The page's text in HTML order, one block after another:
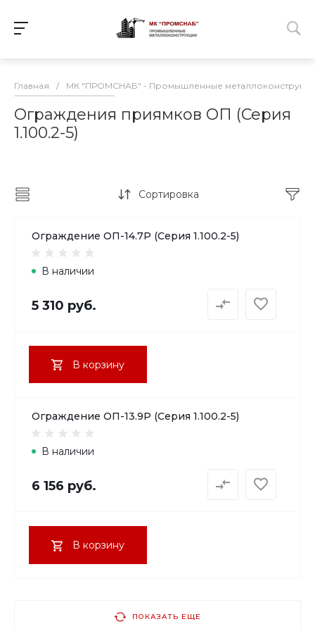
Главная / МК "ПРОМСНАБ" - Промышленные
Ограждения приямков ОП (Серия
1.100.2-5)
Сортировка
Ограждение ОП-14.7Р (Серия 1.100.2-5)
В наличии
5 310 руб.
В корзину
Ограждение ОП-13.9Р (Серия 1.100.2-5)
В наличии
6 156 руб.
В корзину
ПОКАЗАТЬ ЕЩЕ